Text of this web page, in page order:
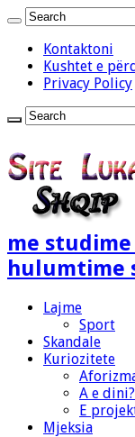
Kontaktoni
Kushtet e
Privacy Policy
me
hulumtime
Lajme
Sport
Skandale
Kuriozitete
A e dini?
E
Mjeksia